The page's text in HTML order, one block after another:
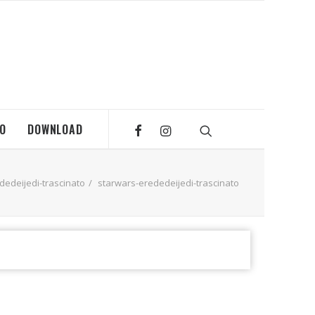
DOWNLOAD
trascinato starwars-erededeijedi-trascinato